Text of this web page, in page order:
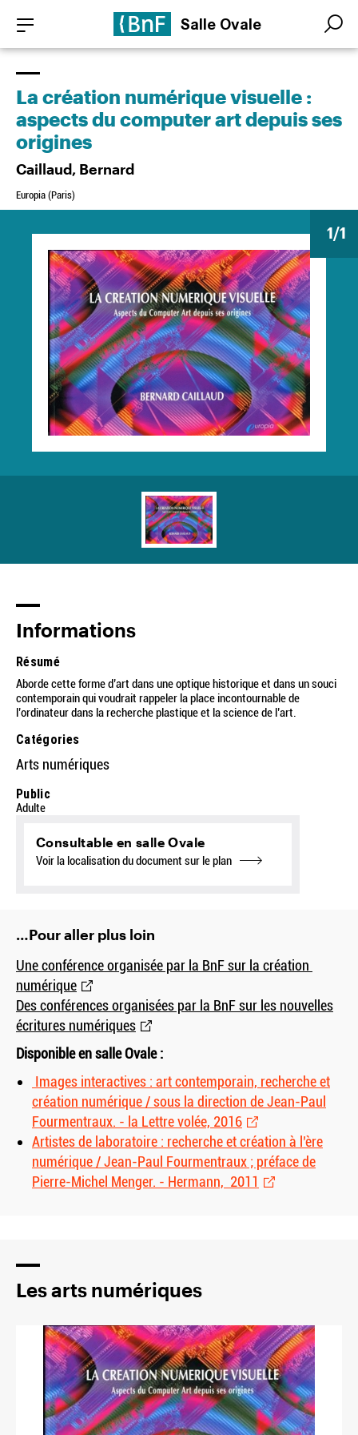
contenu
principal
Salle Ovale Search
Search
1/1
La création numérique visuelle :
aspects du computer art depuis ses
origines
Caillaud, Bernard
Europia (Paris)
Informations
Résumé
Aborde cette forme d’art dans une optique historique et dans un souci
contemporain qui voudrait rappeler la place incontournable de
l’ordinateur dans la recherche plastique et la science de l’art.
Catégories
Arts numériques
Public
Adulte
Consultable en salle Ovale
Voir la localisation du document sur le plan
…Pour aller plus loin
Une conférence organisée par la BnF sur la création
numérique
Des conférences organisées par la BnF sur les nouvelles
écritures numériques
Disponible en salle Ovale :
Images interactives : art contemporain, recherche et
création numérique / sous la direction de Jean-Paul
Fourmentraux. - la Lettre volée, 2016
Artistes de laboratoire : recherche et création à l’ère
numérique / Jean-Paul Fourmentraux ; préface de
Pierre-Michel Menger. - Hermann, 2011
Les arts numériques
Panneau de gestion des cookies